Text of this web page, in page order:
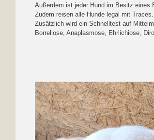
Außerdem ist jeder Hund im Besitz eines
Zudem reisen alle Hunde legal mit
Zusätzlich wird ein Schnelltest auf
Borreliose, Anaplasmose, Ehrlichiose,